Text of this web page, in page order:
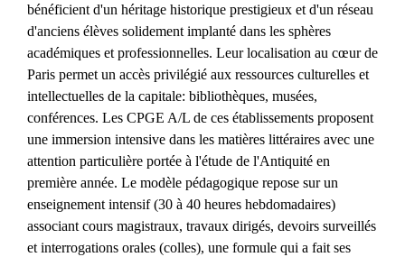
bénéficient d'un héritage historique prestigieux et d'un réseau
d'anciens élèves solidement implanté dans les sphères
académiques et professionnelles. Leur localisation au cœur de
Paris permet un accès privilégié aux ressources culturelles et
intellectuelles de la capitale: bibliothèques, musées,
conférences. Les CPGE A/L de ces établissements proposent
une immersion intensive dans les matières littéraires avec une
attention particulière portée à l'étude de l'Antiquité en
première année. Le modèle pédagogique repose sur un
enseignement intensif (30 à 40 heures hebdomadaires)
associant cours magistraux, travaux dirigés, devoirs surveillés
et interrogations orales (colles), une formule qui a fait ses